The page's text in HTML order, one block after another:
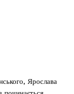
Ярослава